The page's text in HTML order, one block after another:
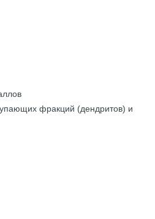
фракций (дендритов) и